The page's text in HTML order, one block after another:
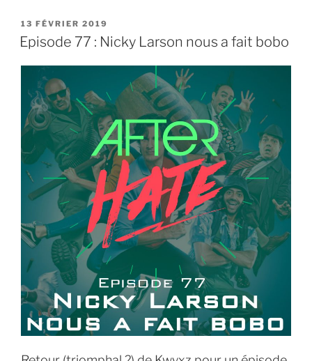
PUBLIÉ
LE
13 FÉVRIER 2019
Episode 77 : Nicky Larson nous a fait bobo